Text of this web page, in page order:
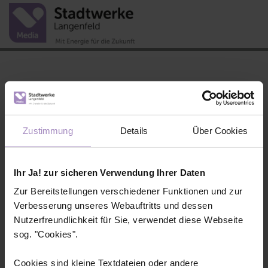
Zustimmung Details Über Cookies
Ihr Ja! zur sicheren Verwendung Ihrer Daten
Zur Bereitstellungen verschiedener Funktionen und zur
Verbesserung unseres Webauftritts und dessen
Nutzerfreundlichkeit für Sie, verwendet diese Webseite
sog. "Cookies".
Cookies sind kleine Textdateien oder andere
Login
Passwort